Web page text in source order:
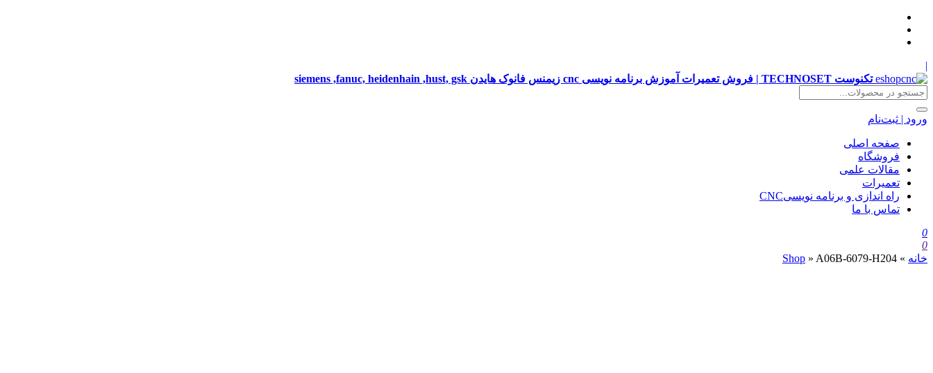
|
تکنوست TECHNOSET | فروش تعمیرات آموزش برنامه نویسی cnc زیمنس فانوک هایدن siemens ,fanuc, heidenhain ,hust, gsk
ورود | ثبت‌نام
صفحه اصلی
فروشگاه
مقالات علمی
تعمیرات
راه اندازی و برنامه نویسیCNC
تماس با ما
0
0
خانه »
Shop » A06B-6079-H204